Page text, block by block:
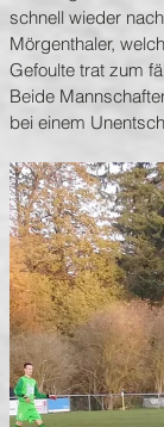
schnell wieder
Mörgenthaler,
Gefoulte trat zum
Beide
bei einem